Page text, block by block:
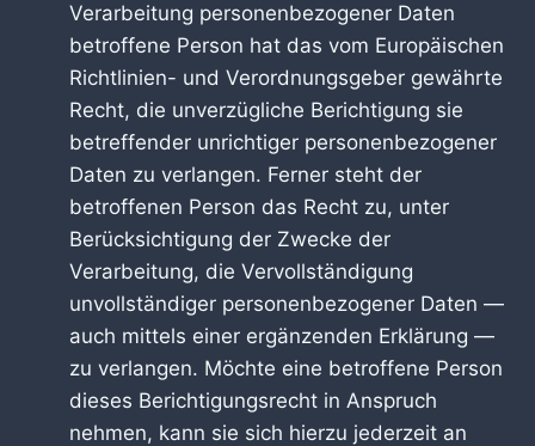
Verarbeitung personenbezogener Daten
betroffene Person hat das vom Europäischen
Richtlinien- und Verordnungsgeber gewährte
Recht, die unverzügliche Berichtigung sie
betreffender unrichtiger personenbezogener
Daten zu verlangen. Ferner steht der
betroffenen Person das Recht zu, unter
Berücksichtigung der Zwecke der
Verarbeitung, die Vervollständigung
unvollständiger personenbezogener Daten —
auch mittels einer ergänzenden Erklärung —
zu verlangen. Möchte eine betroffene Person
dieses Berichtigungsrecht in Anspruch
nehmen, kann sie sich hierzu jederzeit an